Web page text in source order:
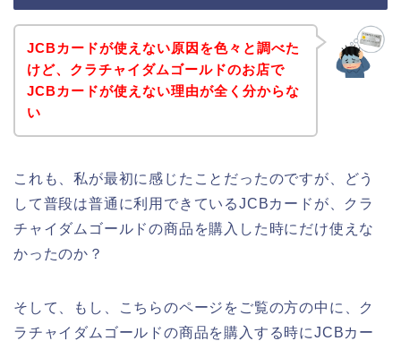
JCBカードが使えない原因を色々と調べた
けど、クラチャイダムゴールドのお店で
JCBカードが使えない理由が全く分からな
い
これも、私が最初に感じたことだったのですが、どう
して普段は普通に利用できているJCBカードが、クラ
チャイダムゴールドの商品を購入した時にだけ使えな
かったのか？
そして、もし、こちらのページをご覧の方の中に、ク
ラチャイダムゴールドの商品を購入する時にJCBカー